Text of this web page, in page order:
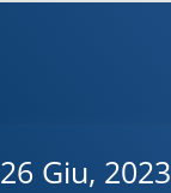
26 Giu, 2023